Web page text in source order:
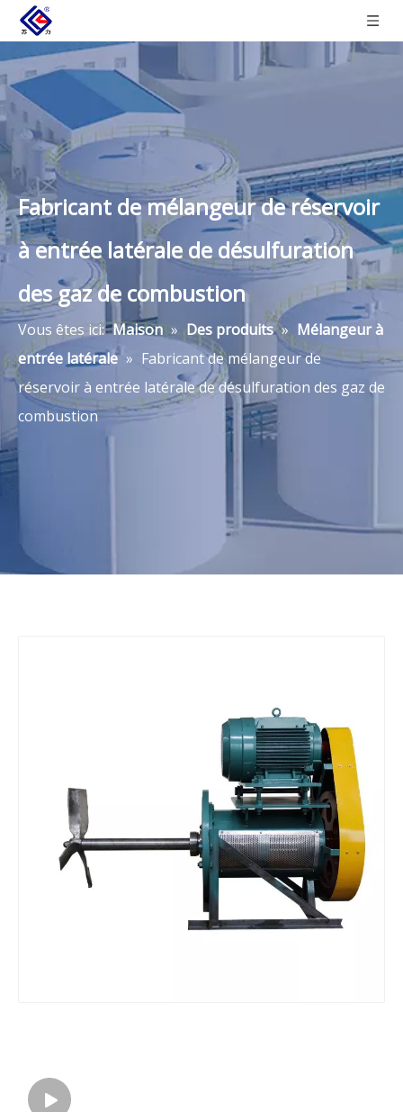
Fabricant de mélangeur de réservoir
à entrée latérale de désulfuration
des gaz de combustion
Vous êtes ici: Maison » Des produits » Mélangeur à
entrée latérale » Fabricant de mélangeur de
réservoir à entrée latérale de désulfuration des gaz de
combustion